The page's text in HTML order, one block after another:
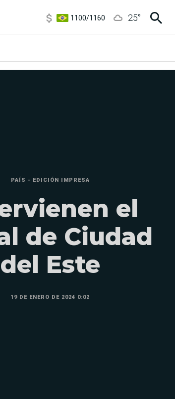
3,6/3,9
25°
PAÍS - EDICIÓN IMPRESA
el
de Ciudad
del Este
19 DE ENERO DE 2024 0:02